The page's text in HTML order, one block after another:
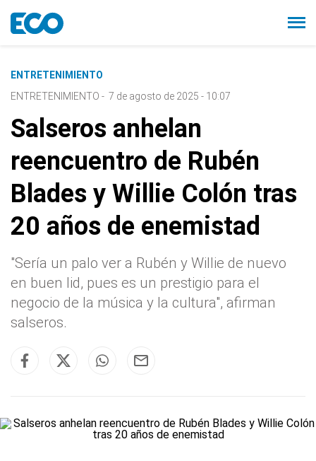
ENTRETENIMIENTO
ENTRETENIMIENTO - 7 de agosto de 2025 - 10:07
Salseros anhelan
reencuentro de Rubén
Blades y Willie Colón tras
20 años de enemistad
"Sería un palo ver a Rubén y Willie de nuevo
en buen lid, pues es un prestigio para el
negocio de la música y la cultura", afirman
salseros.